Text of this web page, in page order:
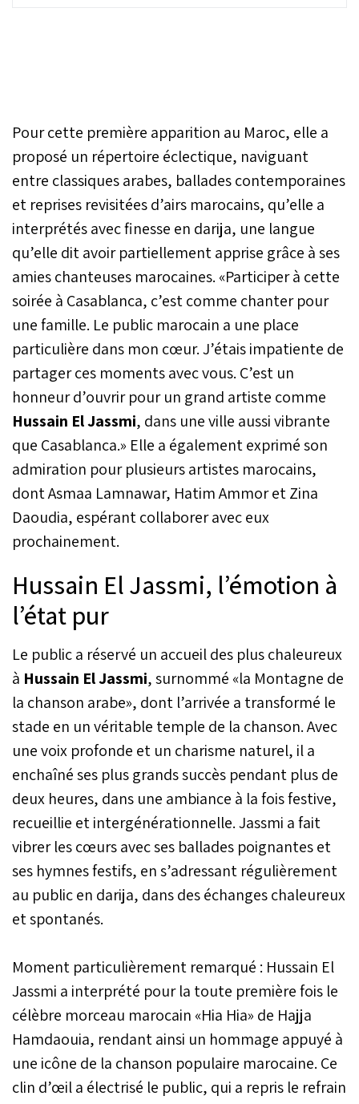
d’un public
intergénérationnel et une
survoltée.
Pour cette première apparition au Maroc, elle a
proposé un répertoire éclectique, naviguant
entre classiques arabes, ballades contemporaines
et reprises revisitées d’airs marocains, qu’elle a
interprétés avec finesse en darija, une langue
qu’elle dit avoir partiellement apprise grâce à ses
amies chanteuses marocaines. «Participer à cette
soirée à Casablanca, c’est comme chanter pour
une famille. Le public marocain a une place
particulière dans mon cœur. J’étais impatiente de
partager ces moments avec vous. C’est un
honneur d’ouvrir pour un grand artiste comme
Hussain El Jassmi, dans une ville aussi vibrante
que Casablanca.» Elle a également exprimé son
admiration pour plusieurs artistes marocains,
dont Asmaa Lamnawar, Hatim Ammor et Zina
Daoudia, espérant collaborer avec eux
prochainement.
Hussain El Jassmi, l’émotion à
l’état pur
Le public a réservé un accueil des plus chaleureux
à Hussain El Jassmi, surnommé «la Montagne de
la chanson arabe», dont l’arrivée a transformé le
stade en un véritable temple de la chanson. Avec
une voix profonde et un charisme naturel, il a
enchaîné ses plus grands succès pendant plus de
deux heures, dans une ambiance à la fois festive,
recueillie et intergénérationnelle. Jassmi a fait
vibrer les cœurs avec ses ballades poignantes et
ses hymnes festifs, en s’adressant régulièrement
au public en darija, dans des échanges chaleureux
et spontanés.
Moment particulièrement remarqué : Hussain El
Jassmi a interprété pour la toute première fois le
célèbre morceau marocain «Hia Hia» de Hajja
Hamdaouia, rendant ainsi un hommage appuyé à
une icône de la chanson populaire marocaine. Ce
clin d’œil a électrisé le public, qui a repris le refrain